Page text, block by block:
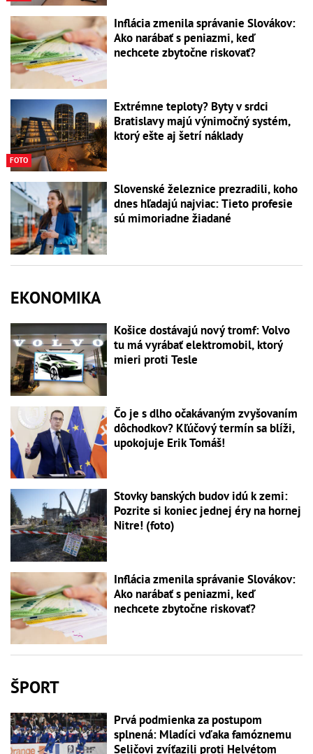
Inflácia zmenila správanie Slovákov:
Ako narábať s peniazmi, keď
nechcete zbytočne riskovať?
FOTO
Extrémne teploty? Byty v srdci
Bratislavy majú výnimočný systém,
ktorý ešte aj šetrí náklady
Slovenské železnice prezradili, koho
dnes hľadajú najviac: Tieto profesie
sú mimoriadne žiadané
EKONOMIKA
Košice dostávajú nový tromf: Volvo
tu má vyrábať elektromobil, ktorý
mieri proti Tesle
Čo je s dlho očakávaným zvyšovaním
dôchodkov? Kľúčový termín sa blíži,
upokojuje Erik Tomáš!
Stovky banských budov idú k zemi:
Pozrite si koniec jednej éry na hornej
Nitre! (foto)
Inflácia zmenila správanie Slovákov:
Ako narábať s peniazmi, keď
nechcete zbytočne riskovať?
ŠPORT
Prvá podmienka za postupom
splnená: Mladíci vďaka famóznemu
Seličovi zvíťazili proti Helvétom